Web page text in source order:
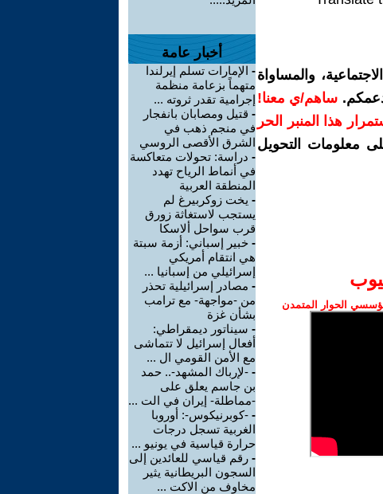
والمساواة
ساهم/ي معنا!
هذا المنبر الحر
معلومات التحويل
الحوار المتمدن
أخبار عامة
- الإمارات تسلم إيرلندا
متهماً بزعامة منظمة
إجرامية تقدر ثروته ...
- قتيل ومصابان بانفجار
في منجم ذهب في
الشرق الأقصى الروسي
- دراسة: تحولات متعاكسة
في أنماط الرياح تهدد
المنطقة العربية
- يخت زوكربيرغ لم
يستجب لاستغاثة زورق
قرب سواحل ألاسكا
- خبير إسباني: أزمة سبتة
هي انتقام أمريكي
إسرائيلي من إسبانيا ...
- مصادر إسرائيلية تحذر
من -مواجهة- مع ترامب
بشأن غزة
- سيناتور ديمقراطي:
أفعال إسرائيل لا تتماشى
مع الأمن القومي ال ...
- -لإرباك المشهد-.. حمد
بن جاسم يعلق على
-مماطلة- إيران في الت ...
- -كوبرنيكوس-: أوروبا
الغربية تسجل درجات
حرارة قياسية في يونيو ...
- رقم قياسي للعائدين إلى
السجون البريطانية يثير
مخاوف من الاكت ...